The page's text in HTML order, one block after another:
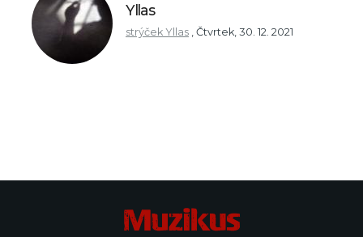
Yllas
strýček Yllas , Čtvrtek, 30. 12. 2021